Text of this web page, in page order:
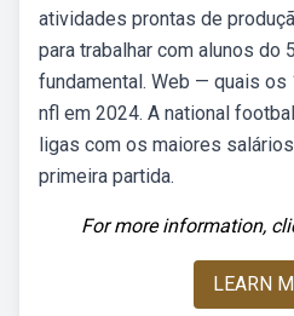
atividades prontas de
para trabalhar com alunos do
fundamental. Web — quais
nfl em 2024. A national
ligas com os maiores
primeira partida.
For more information,
LEARN